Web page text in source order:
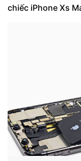
chiếc iPhone Xs